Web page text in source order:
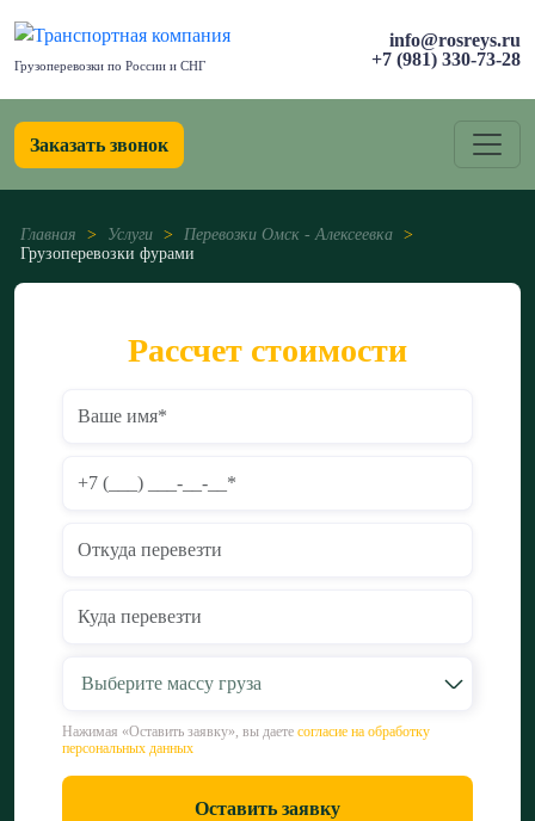
Грузоперевозки по России и СНГ
info@rosreys.ru
+7 (981) 330-73-28
Заказать звонок
Главная > Услуги > Перевозки Омск - Алексеевка >
Грузоперевозки фурами
Рассчет стоимости
Выберите массу груза
Нажимая «Оставить заявку», вы даете согласие на обработку
персональных данных
Оставить заявку